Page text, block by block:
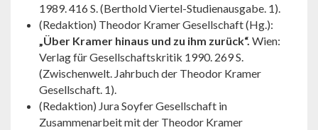
1989. 416 S. (Berthold Viertel-Studien­ausgabe. 1).
(Redaktion) Theodor Kramer Gesellschaft (Hg.):
„Über Kramer hinaus und zu ihm zurück“. Wien:
Verlag für Gesellschafts­kritik 1990. 269 S.
(Zwischenwelt. Jahrbuch der Theodor Kramer
Gesellschaft. 1).
(Redaktion) Jura Soyfer Gesellschaft in
Zusammenarbeit mit der Theodor Kramer